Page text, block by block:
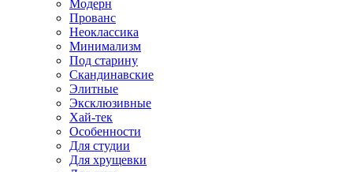
Модерн
Прованс
Неоклассика
Минимализм
Под старину
Скандинавские
Элитные
Эксклюзивные
Хай-тек
Особенности
Для студии
Для хрущевки